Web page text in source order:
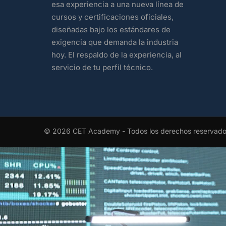
esa experiencia a una nueva línea de
cursos y certificaciones oficiales,
diseñadas bajo los estándares de
exigencia que demanda la industria
hoy. El respaldo de la experiencia, al
servicio de tu perfil técnico.
© 2026 CET Academy - Todos los derechos